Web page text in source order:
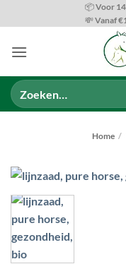
naar
📦 Voor
💸 Vanaf
Zoeken
naar:
Home /